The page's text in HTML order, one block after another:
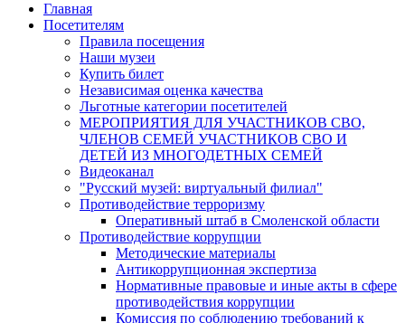
Главная
Посетителям
Правила посещения
Наши музеи
Купить билет
Независимая оценка качества
Льготные категории посетителей
МЕРОПРИЯТИЯ ДЛЯ УЧАСТНИКОВ СВО,
ЧЛЕНОВ СЕМЕЙ УЧАСТНИКОВ СВО И
ДЕТЕЙ ИЗ МНОГОДЕТНЫХ СЕМЕЙ
Видеоканал
"Русский музей: виртуальный филиал"
Противодействие терроризму
Оперативный штаб в Смоленской области
Противодействие коррупции
Методические материалы
Антикоррупционная экспертиза
Нормативные правовые и иные акты в сфере
противодействия коррупции
Комиссия по соблюдению требований к